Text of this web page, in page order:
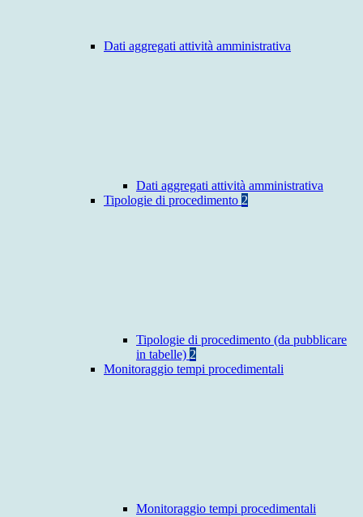
Dati aggregati attività amministrativa
Dati aggregati attività amministrativa
Tipologie di procedimento 2
Tipologie di procedimento (da pubblicare
in tabelle) 2
Monitoraggio tempi procedimentali
Monitoraggio tempi procedimentali